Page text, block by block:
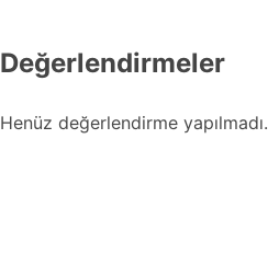
Değerlendirmeler
Henüz değerlendirme yapılmadı.